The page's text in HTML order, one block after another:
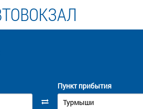
Пункт прибытия